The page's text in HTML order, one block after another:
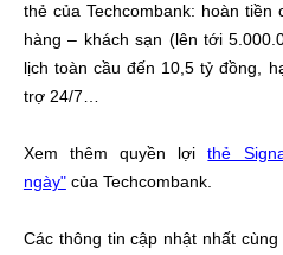
thẻ của Techcombank: hoàn
hàng – khách sạn (lên tới
lịch toàn cầu đến 10,5 tỷ đồng,
trợ 24/7…
Xem thêm quyền lợithẻ
ngày" của Techcombank.
Các thông tin cập nhật nhất